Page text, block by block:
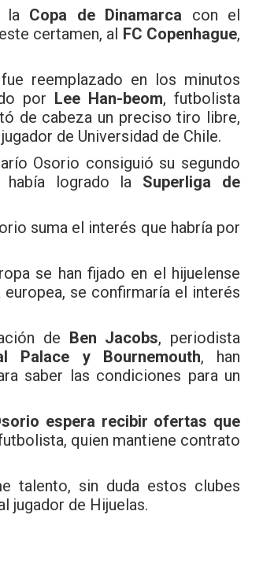
la Copa de Dinamarca con el
certamen, al FC Copenhague,
reemplazado en los minutos
por Lee Han-beom, futbolista
de cabeza un preciso tiro libre,
de Universidad de Chile.
Osorio consiguió su segundo
había logrado la Superliga de
suma el interés que habría por
se han fijado en el hijuelense
se confirmaría el interés
de Ben Jacobs, periodista
Palace y Bournemouth, han
saber las condiciones para un
espera recibir ofertas que
quien mantiene contrato
talento, sin duda estos clubes
jugador de Hijuelas.